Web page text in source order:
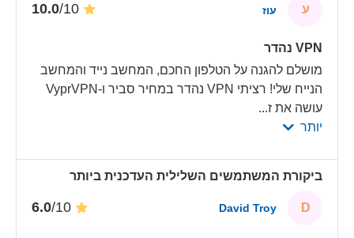
ע עוז /10
VPN נהדר
מושלם להגנה על הטלפון החכם, המחשב נייד והמחשב
הנייח שלי! רציתי VPN נהדר במחיר סביר ו-VyprVPN
עושה את ז...
יותר
ביקורת המשתמשים השלילית העדכנית ביותר
D
David Troy
/10